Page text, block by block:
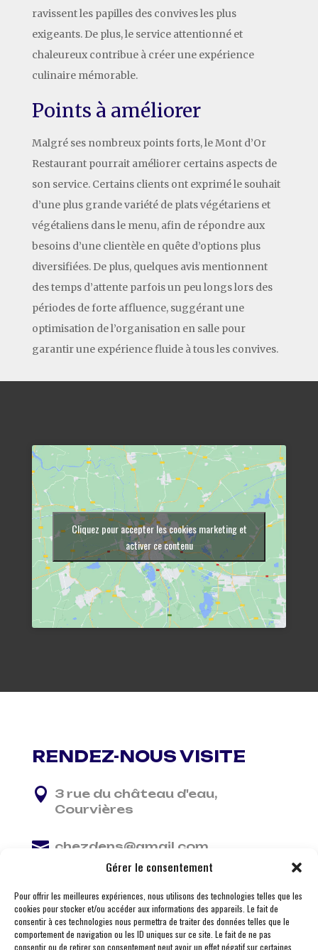
Gérer le consentement
Pour offrir les meilleures expériences, nous utilisons des technologies telles que les
cookies pour stocker et/ou accéder aux informations des appareils. Le fait de
consentir à ces technologies nous permettra de traiter des données telles que le
comportement de navigation ou les ID uniques sur ce site. Le fait de ne pas
consentir ou de retirer son consentement peut avoir un effet négatif sur certaines
ravissent les papilles des convives les plus
exigeants. De plus, le service attentionné et
chaleureux contribue à créer une expérience
culinaire mémorable.
Points à améliorer
Malgré ses nombreux points forts, le Mont d’Or
Restaurant pourrait améliorer certains aspects de
son service. Certains clients ont exprimé le souhait
d’une plus grande variété de plats végétariens et
végétaliens dans le menu, afin de répondre aux
besoins d’une clientèle en quête d’options plus
diversifiées. De plus, quelques avis mentionnent
des temps d’attente parfois un peu longs lors des
périodes de forte affluence, suggérant une
optimisation de l’organisation en salle pour
garantir une expérience fluide à tous les convives.
Cliquez pour accepter les cookies marketing et
activer ce contenu
RENDEZ-NOUS VISITE
 3 rue du château d'eau,
Courvières
 chezdens@gmail.com